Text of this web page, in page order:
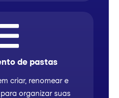
de pastas
criar, renomear e
organizar suas